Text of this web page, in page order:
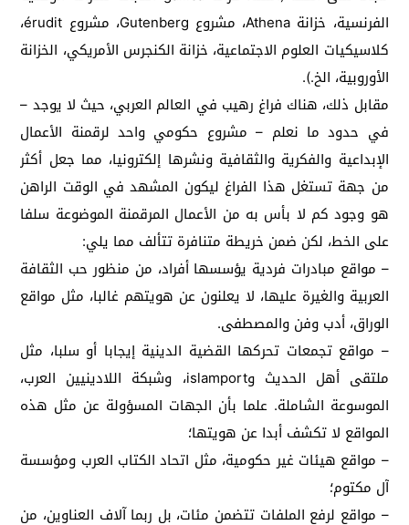
الفرنسية، خزانة Athena، مشروع Gutenberg، مشروع érudit،
كلاسيكيات العلوم الاجتماعية، خزانة الكنجرس الأمريكي، الخزانة
الأوروبية، الخ.).
مقابل ذلك، هناك فراغ رهيب في العالم العربي، حيث لا يوجد –
في حدود ما نعلم – مشروع حكومي واحد لرقمنة الأعمال
الإبداعية والفكرية والثقافية ونشرها إلكترونيا، مما جعل أكثر
من جهة تستغل هذا الفراغ ليكون المشهد في الوقت الراهن
هو وجود كم لا بأس به من الأعمال المرقمنة الموضوعة سلفا
على الخط، لكن ضمن خريطة متنافرة تتألف مما يلي:
– مواقع مبادرات فردية يؤسسها أفراد، من منظور حب الثقافة
العربية والغيرة عليها، لا يعلنون عن هويتهم غالبا، مثل مواقع
الوراق، أدب وفن والمصطفى.
– مواقع تجمعات تحركها القضية الدينية إيجابا أو سلبا، مثل
ملتقى أهل الحديث وislamport، وشبكة اللادينيين العرب،
الموسوعة الشاملة. علما بأن الجهات المسؤولة عن مثل هذه
المواقع لا تكشف أبدا عن هويتها؛
– مواقع هيئات غير حكومية، مثل اتحاد الكتاب العرب ومؤسسة
آل مكتوم؛
– مواقع لرفع الملفات تتضمن مئات، بل ربما آلاف العناوين، من